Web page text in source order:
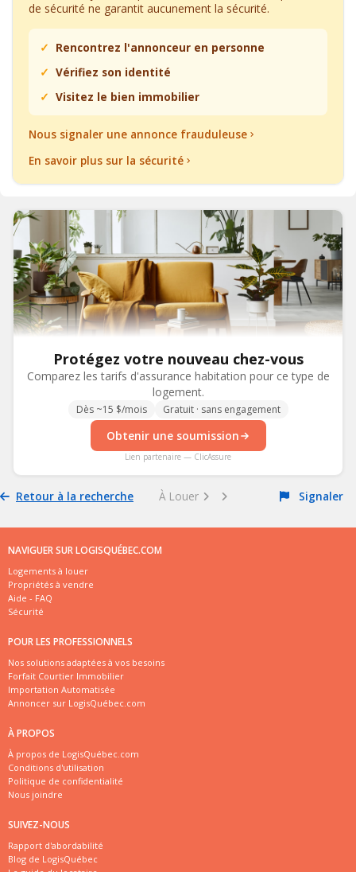
de sécurité ne garantit aucunement la sécurité.
Rencontrez l'annonceur en personne
Vérifiez son identité
Visitez le bien immobilier
Nous signaler une annonce frauduleuse
En savoir plus sur la sécurité
Protégez votre nouveau chez-vous
Comparez les tarifs d'assurance habitation pour ce type de
logement.
Dès ~15 $/mois Gratuit · sans engagement
Obtenir une soumission
Lien partenaire — ClicAssure
Retour à la recherche À Louer Signaler
NAVIGUER SUR LOGISQUÉBEC.COM
Logements à louer
Propriétés à vendre
Aide - FAQ
Sécurité
POUR LES PROFESSIONNELS
Nos solutions adaptées à vos besoins
Forfait Courtier Immobilier
Importation Automatisée
Annoncer sur LogisQuébec.com
À PROPOS
À propos de LogisQuébec.com
Conditions d'utilisation
Politique de confidentialité
Nous joindre
SUIVEZ-NOUS
Rapport d'abordabilité
Blog de LogisQuébec